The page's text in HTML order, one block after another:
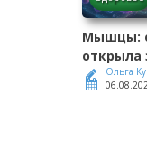
Мышцы:
открыла
Ольга